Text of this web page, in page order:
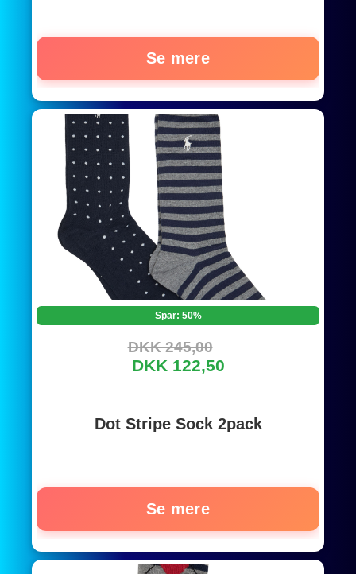
Se mere
Spar: 50%
DKK 245,00
DKK 122,50
Dot Stripe Sock 2pack
Se mere